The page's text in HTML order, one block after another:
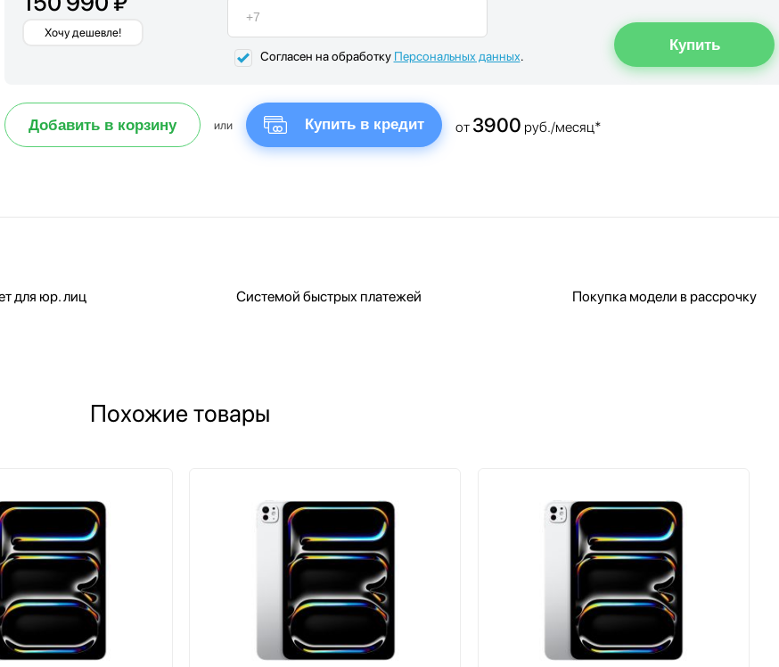
Хочу дешевле!
Согласен на обработку Персональных данных.
Добавить в корзину или Купить в кредит от 3900 руб./месяц*
для юр. лиц Системой быстрых платежей Покупка модели в рассрочку
Похожие товары